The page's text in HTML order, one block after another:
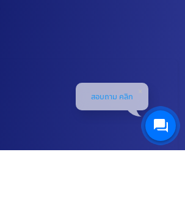
สอบถาม คลิก